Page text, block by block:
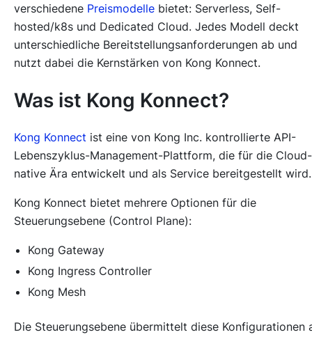
verschiedene Preismodelle bietet: Serverless, Self-
hosted/k8s und Dedicated Cloud. Jedes Modell deckt
unterschiedliche Bereitstellungsanforderungen ab und
nutzt dabei die Kernstärken von Kong Konnect.
Was ist Kong Konnect?
Kong Konnect ist eine von Kong Inc. kontrollierte API-
Lebenszyklus-Management-Plattform, die für die Cloud-
native Ära entwickelt und als Service bereitgestellt wird.
Kong Konnect bietet mehrere Optionen für die
Steuerungsebene (Control Plane):
Kong Gateway
Kong Ingress Controller
Kong Mesh
Die Steuerungsebene übermittelt diese Konfigurationen